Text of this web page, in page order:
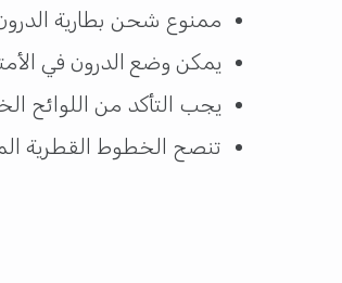
ممنوع شحن بطارية الدرون
يمكن وضع الدرون في
يجب التأكد من اللوائح
تنصح الخطوط القطرية